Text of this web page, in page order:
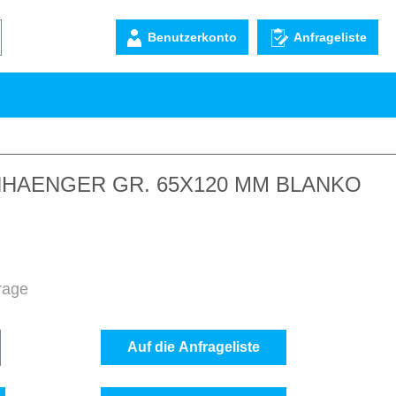
Benutzerkonto Anfrageliste
GR. 65X120 MM BLANKO
den gewünschten Wert ein oder
Auf die Anfrageliste